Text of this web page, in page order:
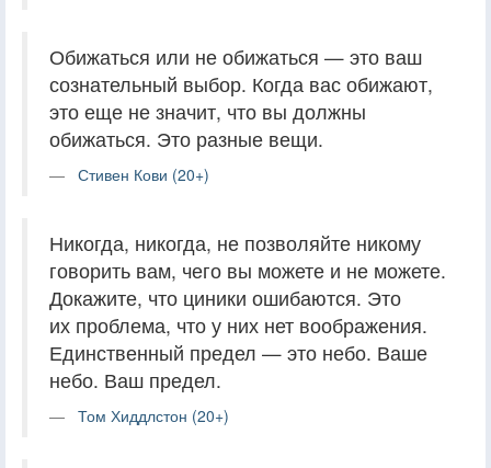
Обижаться или не обижаться — это ваш
сознательный выбор. Когда вас обижают,
это еще не значит, что вы должны
обижаться. Это разные вещи.
Стивен Кови (20+)
Никогда, никогда, не позволяйте никому
говорить вам, чего вы можете и не можете.
Докажите, что циники ошибаются. Это
их проблема, что у них нет воображения.
Единственный предел — это небо. Ваше
небо. Ваш предел.
Том Хиддлстон (20+)